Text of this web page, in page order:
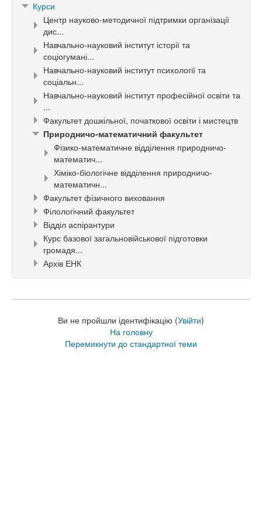
Курси
Центр науково-методичної підтримки організації
дис...
Навчально-науковий інститут історії та
соціогумані...
Навчально-науковий інститут психології та
соціальн...
Навчально-науковий інститут професійної освіти та
...
Факультет дошкільної, початкової освіти і мистецтв
Природничо-математичний факультет
Фізико-математичне відділення природничо-
математич...
Хіміко-біологічне відділення природничо-
математичн...
Факультет фізичного виховання
Філологічний факультет
Відділ аспірантури
Курс базової загальновійськової підготовки
громадя...
Архів ЕНК
Ви не пройшли ідентифікацію (Увійти)
На головну
Перемикнути до стандартної теми